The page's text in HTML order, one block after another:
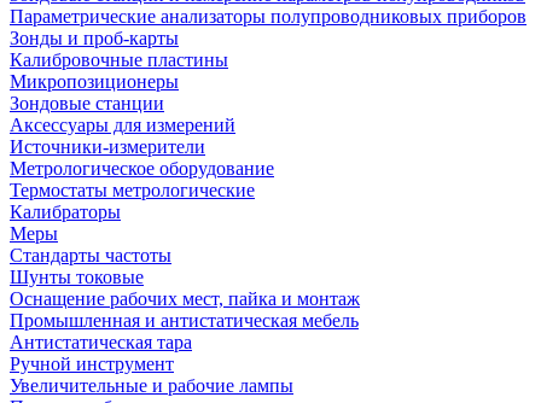
Параметрические анализаторы полупроводниковых приборов
Зонды и проб-карты
Калибровочные пластины
Микропозиционеры
Зондовые станции
Аксессуары для измерений
Источники-измерители
Метрологическое оборудование
Термостаты метрологические
Калибраторы
Меры
Стандарты частоты
Шунты токовые
Оснащение рабочих мест, пайка и монтаж
Промышленная и антистатическая мебель
Антистатическая тара
Ручной инструмент
Увеличительные и рабочие лампы